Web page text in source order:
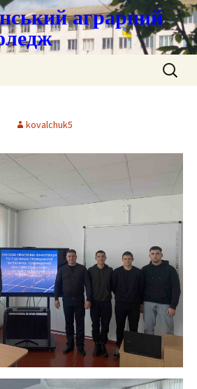
аграрний
Пошук:
kovalchuk5